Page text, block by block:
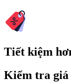
Tiết kiệm
Kiểm tra giá